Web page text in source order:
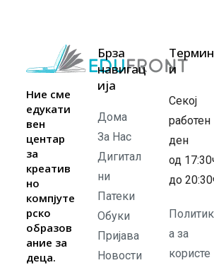
Ние сме
едукати
вен
центар
за
креатив
но
компјуте
рско
образов
ание за
деца.
Брза
навигац
ија
Дома
За Нас
Дигитал
ни
Патеки
Обуки
Пријава
Новости
Термин
и
Секој
работен
ден
од
до
Политик
а за
користе